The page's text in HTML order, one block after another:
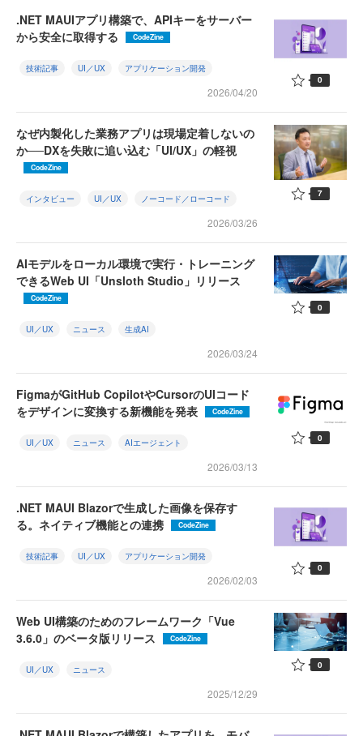
.NET MAUIアプリ構築で、APIキーをサーバー
から安全に取得する
CodeZine
技術記事 UI／UX アプリケーション開発
2026/04/20
0
なぜ内製化した業務アプリは現場定着しないの
か──DXを失敗に追い込む「UI/UX」の軽視
CodeZine
インタビュー UI／UX ノーコード／ローコード
2026/03/26
7
AIモデルをローカル環境で実行・トレーニング
できるWeb UI「Unsloth Studio」リリース
CodeZine
UI／UX ニュース 生成AI
2026/03/24
0
FigmaがGitHub CopilotやCursorのUIコード
をデザインに変換する新機能を発表
CodeZine
UI／UX ニュース AIエージェント
2026/03/13
0
.NET MAUI Blazorで生成した画像を保存す
る。ネイティブ機能との連携
CodeZine
技術記事 UI／UX アプリケーション開発
2026/02/03
0
Web UI構築のためのフレームワーク「Vue
3.6.0」のベータ版リリース
CodeZine
UI／UX ニュース
2025/12/29
0